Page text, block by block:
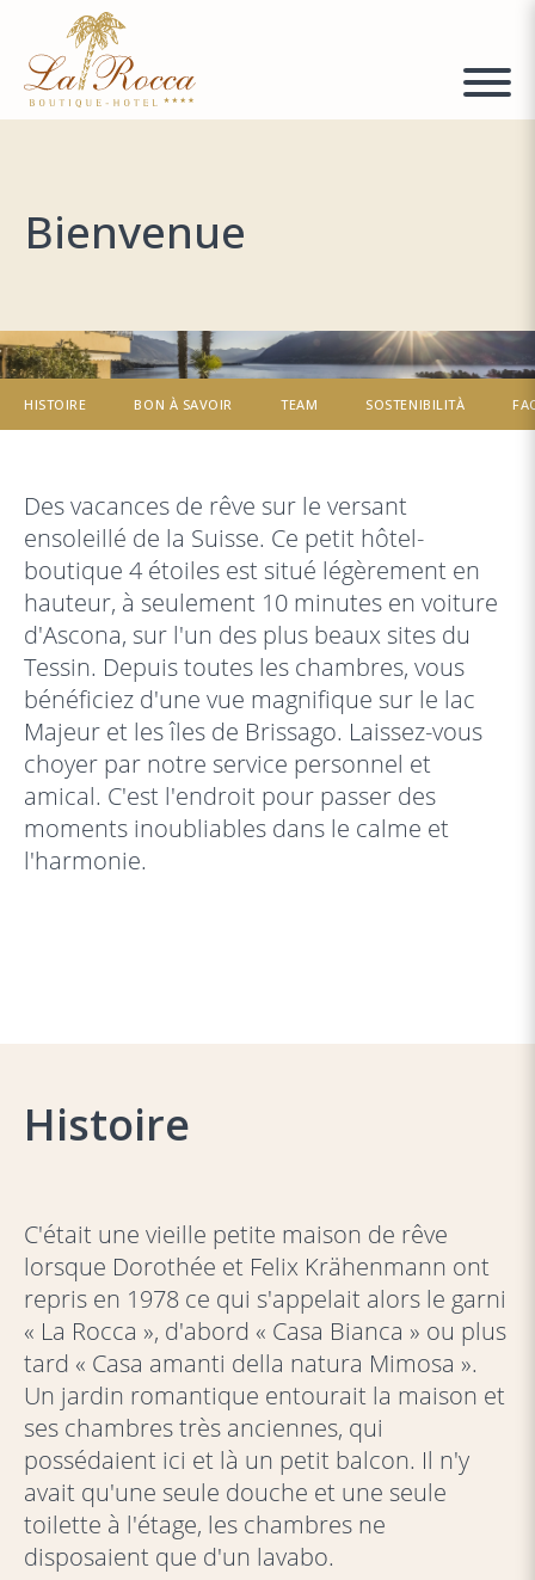
Bienvenue
HISTOIRE BON À SAVOIR TEAM SOSTENIBILITÀ
Des vacances de rêve sur le versant
ensoleillé de la Suisse. Ce petit hôtel-
boutique 4 étoiles est situé légèrement en
hauteur, à seulement 10 minutes en voiture
d'Ascona, sur l'un des plus beaux sites du
Tessin. Depuis toutes les chambres, vous
bénéficiez d'une vue magnifique sur le lac
Majeur et les îles de Brissago. Laissez-vous
choyer par notre service personnel et
amical. C'est l'endroit pour passer des
moments inoubliables dans le calme et
l'harmonie.
Histoire
C'était une vieille petite maison de rêve
lorsque Dorothée et Felix Krähenmann ont
repris en 1978 ce qui s'appelait alors le garni
« La Rocca », d'abord « Casa Bianca » ou plus
tard « Casa amanti della natura Mimosa ».
Un jardin romantique entourait la maison et
ses chambres très anciennes, qui
possédaient ici et là un petit balcon. Il n'y
avait qu'une seule douche et une seule
toilette à l'étage, les chambres ne
disposaient que d'un lavabo.